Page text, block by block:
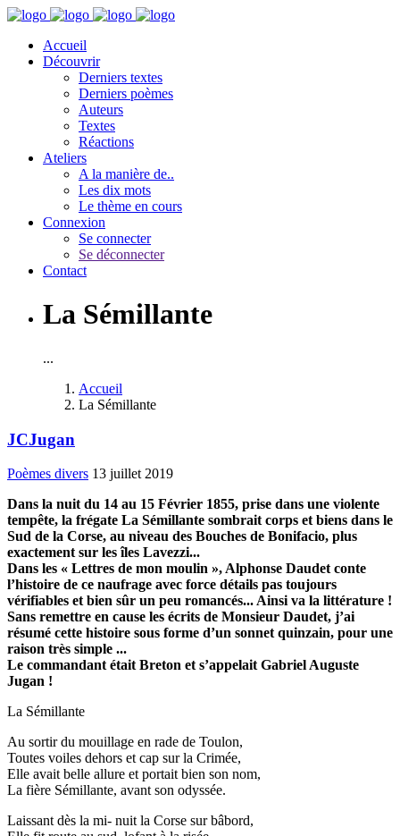
Accueil
Découvrir
Derniers textes
Derniers poèmes
Auteurs
Textes
Réactions
Ateliers
A la manière de..
Les dix mots
Le thème en cours
Connexion
Se connecter
Se déconnecter
Contact
La Sémillante
...
Accueil
La Sémillante
JCJugan
Poèmes divers 13 juillet 2019
Dans la nuit du 14 au 15 Février 1855, prise dans une violente
tempête, la frégate La Sémillante sombrait corps et biens dans le
Sud de la Corse, au niveau des Bouches de Bonifacio, plus
exactement sur les îles Lavezzi...
Dans les « Lettres de mon moulin », Alphonse Daudet conte
l’histoire de ce naufrage avec force détails pas toujours
vérifiables et bien sûr un peu romancés... Ainsi va la littérature !
Sans remettre en cause les écrits de Monsieur Daudet, j’ai
résumé cette histoire sous forme d’un sonnet quinzain, pour une
raison très simple ...
Le commandant était Breton et s’appelait Gabriel Auguste
Jugan !
La Sémillante
Au sortir du mouillage en rade de Toulon,
Toutes voiles dehors et cap sur la Crimée,
Elle avait belle allure et portait bien son nom,
La fière Sémillante, avant son odyssée.
Laissant dès la mi- nuit la Corse sur bâbord,